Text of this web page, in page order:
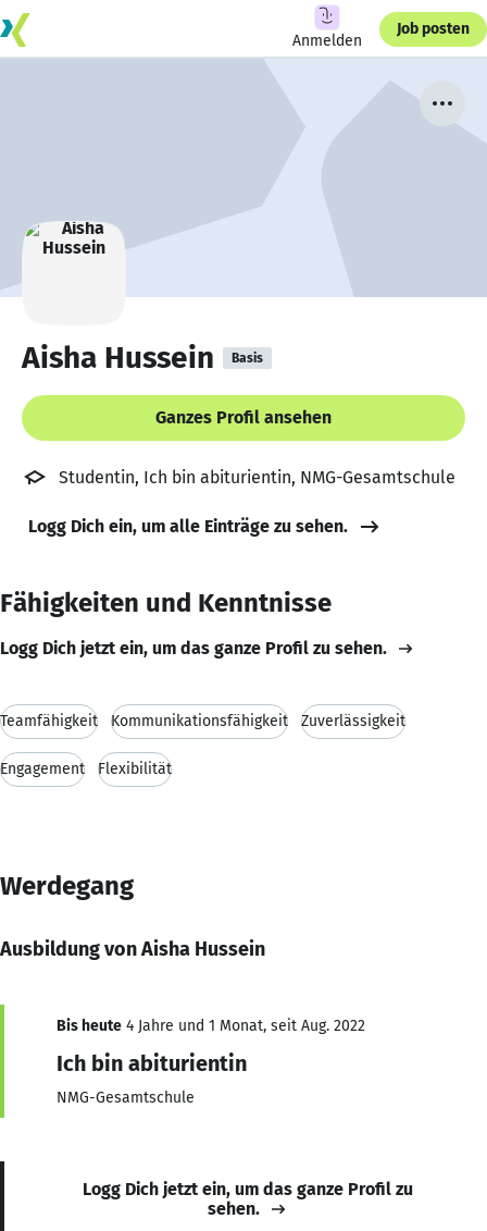
Anmelden
Job posten
Aisha Hussein Basis
Ganzes Profil ansehen
Studentin, Ich bin abiturientin, NMG-Gesamtschule
Logg Dich ein, um alle Einträge zu sehen.
Fähigkeiten und Kenntnisse
Logg Dich jetzt ein, um das ganze Profil zu sehen.
Teamfähigkeit Kommunikationsfähigkeit Zuverlässigkeit
Engagement Flexibilität
Werdegang
Ausbildung von Aisha Hussein
Bis heute 4 Jahre und 1 Monat, seit Aug. 2022
Ich bin abiturientin
NMG-Gesamtschule
Logg Dich jetzt ein, um das ganze Profil zu
sehen.